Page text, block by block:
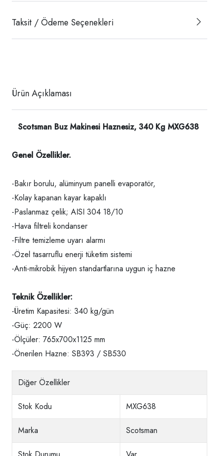
Taksit / Ödeme Seçenekleri
Ürün Açıklaması
Scotsman Buz Makinesi Haznesiz, 340 Kg MXG638
Genel Özellikler.
-Bakır borulu, alüminyum panelli evaporatör,
-Kolay kapanan kayar kapaklı
-Paslanmaz çelik; AISI 304 18/10
-Hava filtreli kondanser
-Filtre temizleme uyarı alarmı
-Özel tasarruflu enerji tüketim sistemi
-Anti-mikrobik hijyen standartlarına uygun iç hazne
Teknik Özellikler:
-Üretim Kapasitesi: 340 kg/gün
-Güç: 2200 W
-Ölçüler: 765x700x1125 mm
-Önerilen Hazne: SB393 / SB530
Diğer Özellikler
Stok Kodu MXG638
Marka Scotsman